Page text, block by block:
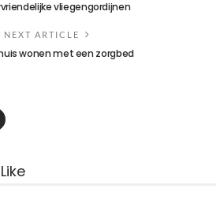
vliegengordijnen
NEXT ARTICLE
wonen met een zorgbed